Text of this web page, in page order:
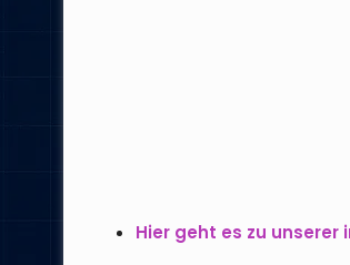
Hier geht es zu